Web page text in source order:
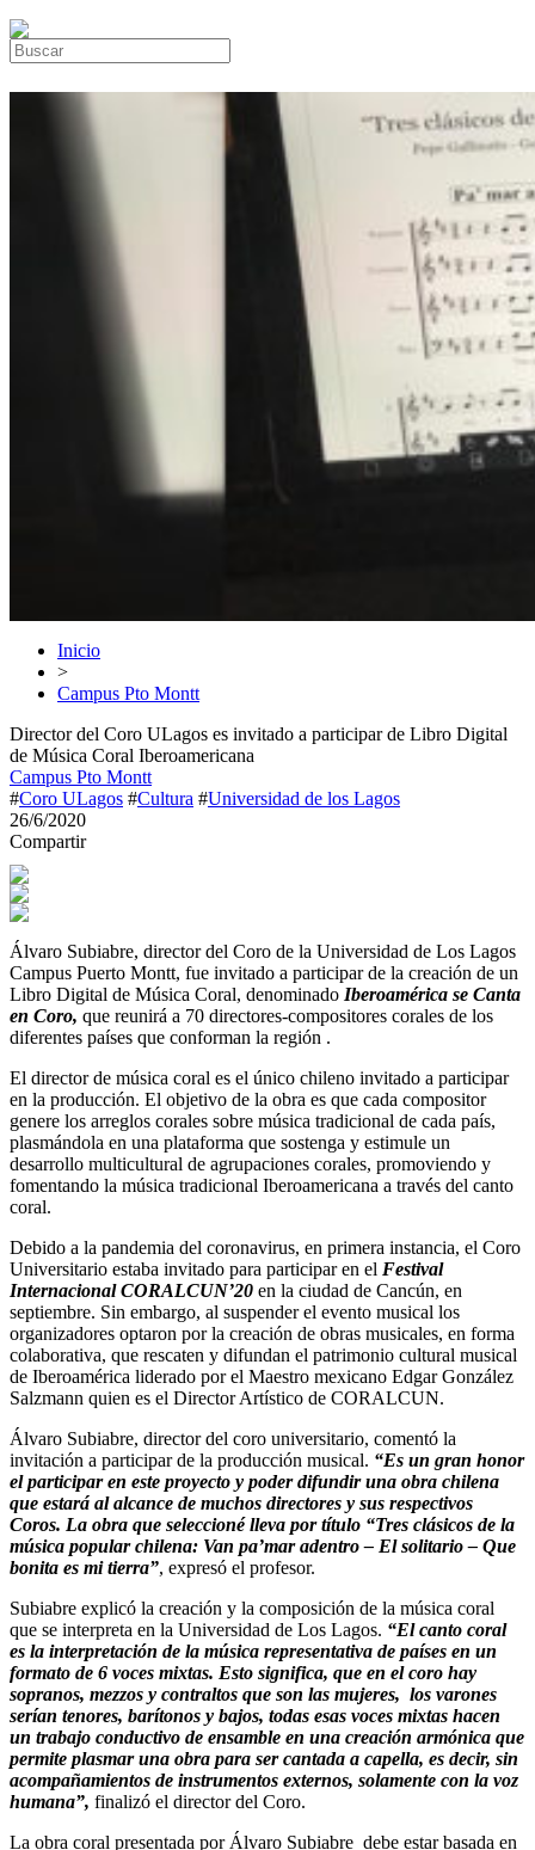
Inicio
>
Campus Pto Montt
Director del Coro ULagos es invitado a participar de Libro Digital
de Música Coral Iberoamericana
Campus Pto Montt
#Coro ULagos #Cultura #Universidad de los Lagos
26/6/2020
Compartir
Álvaro Subiabre, director del Coro de la Universidad de Los Lagos
Campus Puerto Montt, fue invitado a participar de la creación de un
Libro Digital de Música Coral, denominado Iberoamérica se Canta
en Coro, que reunirá a 70 directores-compositores corales de los
diferentes países que conforman la región .
El director de música coral es el único chileno invitado a participar
en la producción. El objetivo de la obra es que cada compositor
genere los arreglos corales sobre música tradicional de cada país,
plasmándola en una plataforma que sostenga y estimule un
desarrollo multicultural de agrupaciones corales, promoviendo y
fomentando la música tradicional Iberoamericana a través del canto
coral.
Debido a la pandemia del coronavirus, en primera instancia, el Coro
Universitario estaba invitado para participar en el Festival
Internacional CORALCUN’20 en la ciudad de Cancún, en
septiembre. Sin embargo, al suspender el evento musical los
organizadores optaron por la creación de obras musicales, en forma
colaborativa, que rescaten y difundan el patrimonio cultural musical
de Iberoamérica liderado por el Maestro mexicano Edgar González
Salzmann quien es el Director Artístico de CORALCUN.
Álvaro Subiabre, director del coro universitario, comentó la
invitación a participar de la producción musical. “Es un gran honor
el participar en este proyecto y poder difundir una obra chilena
que estará al alcance de muchos directores y sus respectivos
Coros. La obra que seleccioné lleva por título “Tres clásicos de la
música popular chilena: Van pa’mar adentro – El solitario – Que
bonita es mi tierra”, expresó el profesor.
Subiabre explicó la creación y la composición de la música coral
que se interpreta en la Universidad de Los Lagos. “El canto coral
es la interpretación de la música representativa de países en un
formato de 6 voces mixtas. Esto significa, que en el coro hay
sopranos, mezzos y contraltos que son las mujeres, los varones
serían tenores, barítonos y bajos, todas esas voces mixtas hacen
un trabajo conductivo de ensamble en una creación armónica que
permite plasmar una obra para ser cantada a capella, es decir, sin
acompañamientos de instrumentos externos, solamente con la voz
humana”, finalizó el director del Coro.
La obra coral presentada por Álvaro Subiabre debe estar basada en